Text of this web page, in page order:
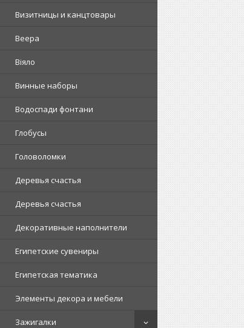
Визитницы и канцтовары
Веера
Віяло
Винные наборы
Водоспади фонтани
Глобусы
Головоломки
Деревья счастья
Деревья счастья
Декоративные наполнители
Египетские сувениры
Египетская тематика
Элементы декора и мебели
Зажигалки